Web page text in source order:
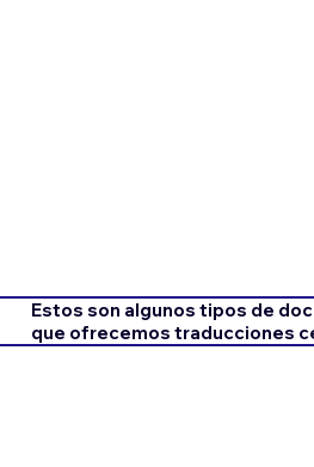
Estos son algunos tipos de
que ofrecemos traducciones